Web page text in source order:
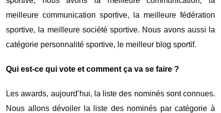
meilleure communication sportive, la meilleure fédération
sportive, la meilleure société sportive. Nous avons aussi la
catégorie personnalité sportive, le meilleur blog sportif.
Qui est-ce qui vote et comment ça va se faire ?
Les awards, aujourd’hui, la liste des nominés sont connues.
Nous allons dévoiler la liste des nominés par catégorie à